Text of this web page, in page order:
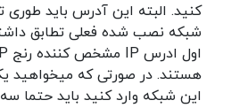
کنید. البته این آدرس باید طوری
شبکه نصب شده فعلی تطابق
هستند. در صورتی که میخواهید